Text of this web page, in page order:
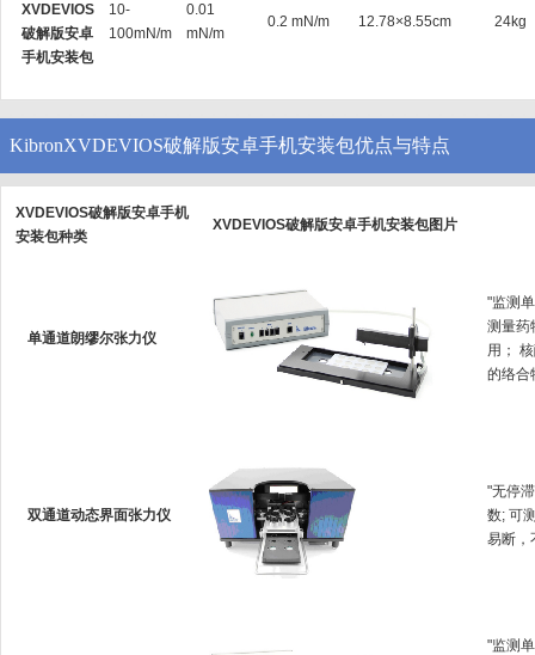
XVDEVIOS
破解版安卓
手机安装包
10-
100mN/m
0.01
mN/m
0.2 mN/m 12.78×8.55cm 24kg
KibronXVDEVIOS破解版安卓手机安装包优点与特点
XVDEVIOS破解版安卓手机
安装包种类
XVDEVIOS破解版安卓手机安装包图片
单通道朗缪尔张力仪
"监测单
测量药
用
的络合
双通道动态界面张力仪
"无停
数; 可
易断
"监测单